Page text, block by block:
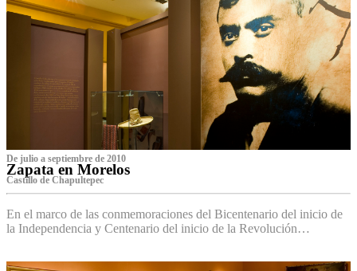
De julio a septiembre de 2010
Zapata en Morelos
Castillo de Chapultepec
En el marco de las conmemoraciones del Bicentenario del inicio de
la Independencia y Centenario del inicio de la Revolución…